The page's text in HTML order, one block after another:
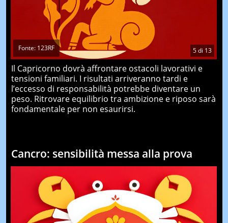
5di 13
Fonte: 123RF
Il Capricorno dovrà affrontare ostacoli lavorativi e
tensioni familiari. I risultati arriveranno tardi e
l’eccesso di responsabilità potrebbe diventare un
peso. Ritrovare equilibrio tra ambizione e riposo sarà
fondamentale per non esaurirsi.
Cancro: sensibilità messa alla prova